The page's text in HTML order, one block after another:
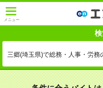
メニュー
三郷(埼玉県)で総務・人事・労務